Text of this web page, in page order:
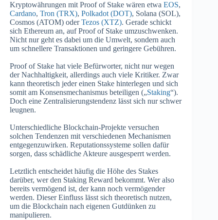
Kryptowährungen mit Proof of Stake wären etwa EOS,
Cardano, Tron (TRX), Polkadot (DOT), Solana (SOL),
Cosmos (ATOM) oderTezos (XTZ). Gerade schickt
sich Ethereum an, auf Proof of Stake umzuschwenken.
Nicht nur geht es dabei um die Umwelt, sondern auch
um schnellere Transaktionen und geringere Gebühren.
Proof of Stake hat viele Befürworter, nicht nur wegen
der Nachhaltigkeit, allerdings auch viele Kritiker. Zwar
kann theoretisch jeder einen Stake hinterlegen und sich
somit am Konsensmechanismus beteiligen („Staking“).
Doch eine Zentralisierungstendenz lässt sich nur schwer
leugnen.
Unterschiedliche Blockchain-Projekte versuchen
solchen Tendenzen mit verschiedenen Mechanismen
entgegenzuwirken. Reputationssysteme sollen dafür
sorgen, dass schädliche Akteure ausgesperrt werden.
Letztlich entscheidet häufig die Höhe des Stakes
darüber, wer den Staking Reward bekommt. Wer also
bereits vermögend ist, der kann noch vermögender
werden. Dieser Einfluss lässt sich theoretisch nutzen,
um die Blockchain nach eigenen Gutdünken zu
manipulieren.